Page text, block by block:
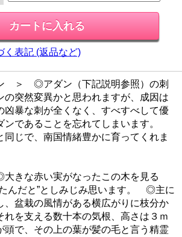
く表記 (返品など)
＞ ◎アダン（下記説明参照）の刺
の突然変異かと思われますが、成因は
暴な刺が全くなく、すべすべして優
ンであることを忘れてしまいます。
じで、南国情緒豊かに育ってくれま
な赤い実がなったこの木を見る
んだと”としみじみ思います。 ◎主に
、盆栽の風情がある横広がりに枝分か
れを支える数十本の気根、高さは３ｍ
で、その上の葉が髪の毛と言う精霊